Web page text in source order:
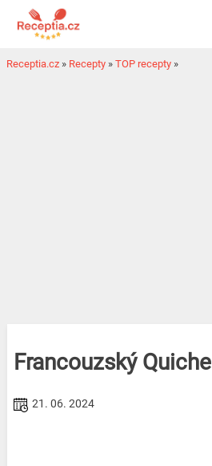
Receptia.cz » Recepty » TOP recepty »
Francouzský Quiche
21. 06. 2024